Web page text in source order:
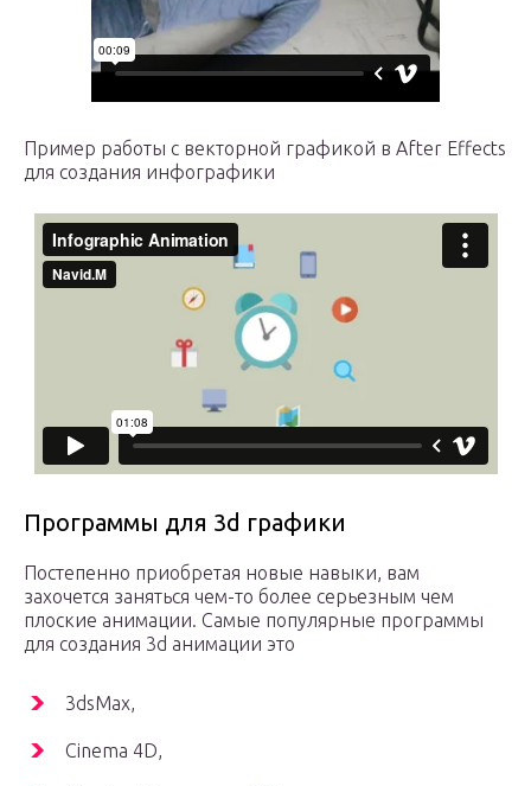
Пример работы с векторной графикой в After Effects
для создания инфографики
Программы для 3d графики
Постепенно приобретая новые навыки, вам
захочется заняться чем-то более серьезным чем
плоские анимации. Самые популярные программы
для создания 3d анимации это
3dsMax,
Cinema 4D,